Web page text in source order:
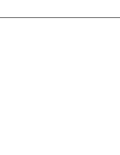
Cursos en Tenerife